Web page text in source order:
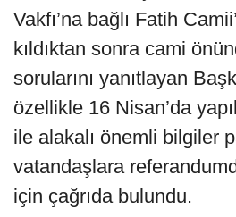
Vakfı’na bağlı Fatih
kıldıktan sonra cami
sorularını yanıtlayan
özellikle 16 Nisan’da
ile alakalı önemli bilgiler
vatandaşlara
için çağrıda bulundu.